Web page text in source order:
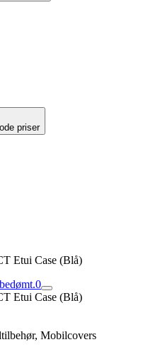
priser
Etui Case (Blå)
0
Etui Case (Blå)
Mobilcovers